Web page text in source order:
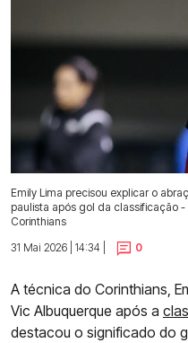
Emily Lima precisou explicar o
paulista após gol da classificação
Corinthians
31 Mai 2026 | 14:34 |
0
A técnica do Corinthians,
Vic Albuquerque após a
destacou o significado do